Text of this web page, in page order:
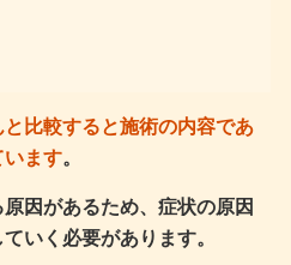
比較すると施術の内容であ
います。
因があるため、症状の原因
いく必要があります。